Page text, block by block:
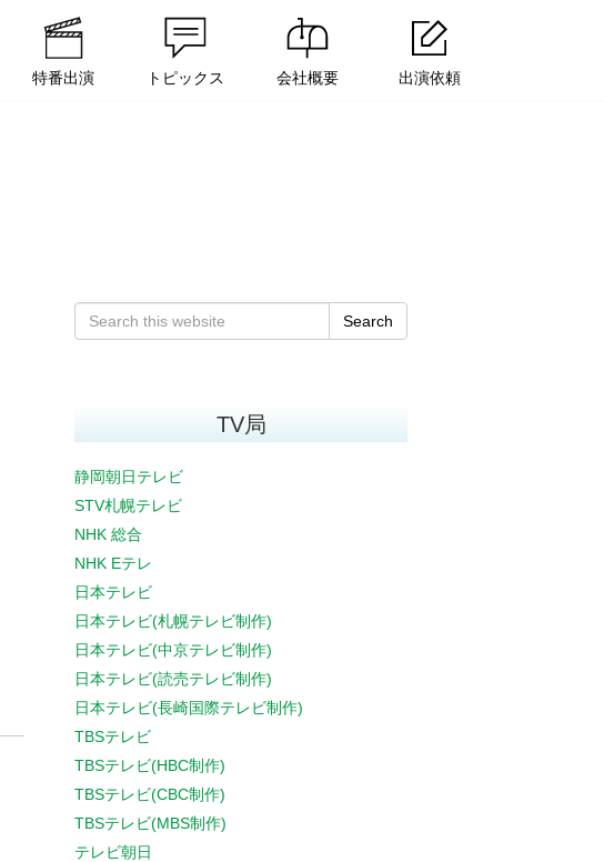
特番出演 トピックス 会社概要 出演依頼
Search
TV局
静岡朝日テレビ
STV札幌テレビ
NHK 総合
NHK Eテレ
日本テレビ
日本テレビ(札幌テレビ制作)
日本テレビ(中京テレビ制作)
日本テレビ(読売テレビ制作)
日本テレビ(長崎国際テレビ制作)
TBSテレビ
TBSテレビ(HBC制作)
TBSテレビ(CBC制作)
TBSテレビ(MBS制作)
テレビ朝日